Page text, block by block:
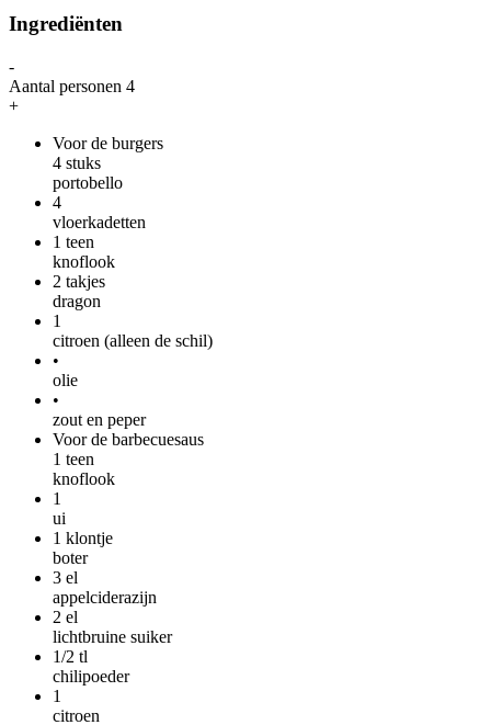
Ingrediënten
-
Aantal personen 4
+
Voor de burgers
4 stuks
portobello
4
vloerkadetten
1 teen
knoflook
2 takjes
dragon
1
citroen (alleen de schil)
•
olie
•
zout en peper
Voor de barbecuesaus
1 teen
knoflook
1
ui
1 klontje
boter
3 el
appelciderazijn
2 el
lichtbruine suiker
1/2 tl
chilipoeder
1
citroen